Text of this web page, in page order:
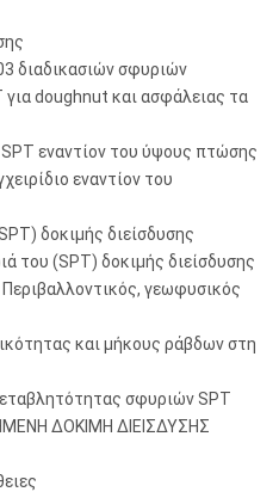
διαδικασιών σφυριών
για doughnut και ασφάλειας τα
εναντίον του ύψους πτώσης
εναντίον του
δοκιμής διείσδυσης
του (SPT) δοκιμής διείσδυσης
γεωφυσικός
και μήκους ράβδων στη
σφυριών SPT
ΔΟΚΙΜΗ ΔΙΕΙΣΔΥΣΗΣ